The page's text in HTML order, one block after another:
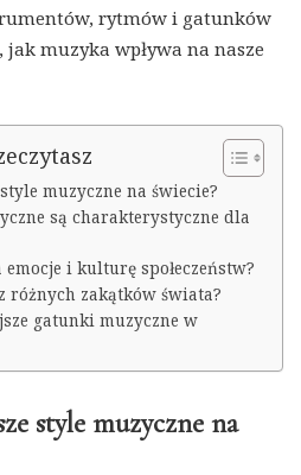
rytmów i gatunków
muzyka wpływa na nasze
muzyczne na świecie?
są charakterystyczne dla
i kulturę społeczeństw?
różnych zakątków świata?
gatunki muzyczne w
style muzyczne na